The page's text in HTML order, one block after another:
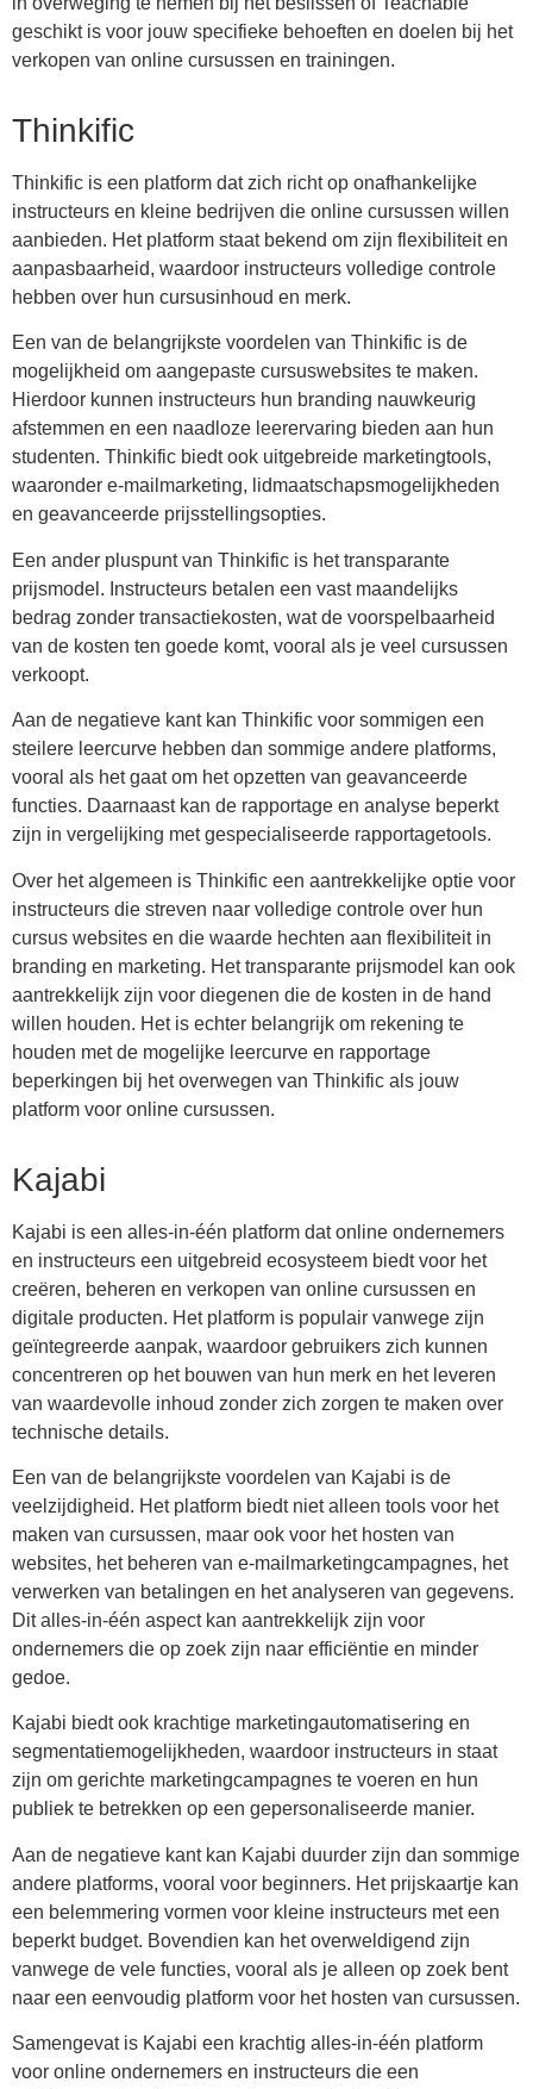
geschikt is voor jouw specifieke behoeften en doelen bij het
verkopen van online cursussen en trainingen.
Thinkific
Thinkific is een platform dat zich richt op onafhankelijke
instructeurs en kleine bedrijven die online cursussen willen
aanbieden. Het platform staat bekend om zijn flexibiliteit en
aanpasbaarheid, waardoor instructeurs volledige controle
hebben over hun cursusinhoud en merk.
Een van de belangrijkste voordelen van Thinkific is de
mogelijkheid om aangepaste cursuswebsites te maken.
Hierdoor kunnen instructeurs hun branding nauwkeurig
afstemmen en een naadloze leerervaring bieden aan hun
studenten. Thinkific biedt ook uitgebreide marketingtools,
waaronder e-mailmarketing, lidmaatschapsmogelijkheden
en geavanceerde prijsstellingsopties.
Een ander pluspunt van Thinkific is het transparante
prijsmodel. Instructeurs betalen een vast maandelijks
bedrag zonder transactiekosten, wat de voorspelbaarheid
van de kosten ten goede komt, vooral als je veel cursussen
verkoopt.
Aan de negatieve kant kan Thinkific voor sommigen een
steilere leercurve hebben dan sommige andere platforms,
vooral als het gaat om het opzetten van geavanceerde
functies. Daarnaast kan de rapportage en analyse beperkt
zijn in vergelijking met gespecialiseerde rapportagetools.
Over het algemeen is Thinkific een aantrekkelijke optie voor
instructeurs die streven naar volledige controle over hun
cursus websites en die waarde hechten aan flexibiliteit in
branding en marketing. Het transparante prijsmodel kan ook
aantrekkelijk zijn voor diegenen die de kosten in de hand
willen houden. Het is echter belangrijk om rekening te
houden met de mogelijke leercurve en rapportage
beperkingen bij het overwegen van Thinkific als jouw
platform voor online cursussen.
Kajabi
Kajabi is een alles-in-één platform dat online ondernemers
en instructeurs een uitgebreid ecosysteem biedt voor het
creëren, beheren en verkopen van online cursussen en
digitale producten. Het platform is populair vanwege zijn
geïntegreerde aanpak, waardoor gebruikers zich kunnen
concentreren op het bouwen van hun merk en het leveren
van waardevolle inhoud zonder zich zorgen te maken over
technische details.
Een van de belangrijkste voordelen van Kajabi is de
veelzijdigheid. Het platform biedt niet alleen tools voor het
maken van cursussen, maar ook voor het hosten van
websites, het beheren van e-mailmarketingcampagnes, het
verwerken van betalingen en het analyseren van gegevens.
Dit alles-in-één aspect kan aantrekkelijk zijn voor
ondernemers die op zoek zijn naar efficiëntie en minder
gedoe.
Kajabi biedt ook krachtige marketingautomatisering en
segmentatiemogelijkheden, waardoor instructeurs in staat
zijn om gerichte marketingcampagnes te voeren en hun
publiek te betrekken op een gepersonaliseerde manier.
Aan de negatieve kant kan Kajabi duurder zijn dan sommige
andere platforms, vooral voor beginners. Het prijskaartje kan
een belemmering vormen voor kleine instructeurs met een
beperkt budget. Bovendien kan het overweldigend zijn
vanwege de vele functies, vooral als je alleen op zoek bent
naar een eenvoudig platform voor het hosten van cursussen.
Samengevat is Kajabi een krachtig alles-in-één platform
voor online ondernemers en instructeurs die een